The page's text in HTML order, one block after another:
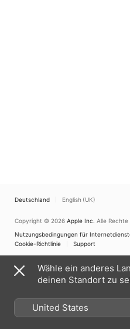
Deutschland English (UK)
Copyright © 2026 Apple Inc. Alle Rechte
Nutzungsbedingungen für
Cookie-Richtlinie
Support
Wähle ein anderes
deinen Standort zu
United States